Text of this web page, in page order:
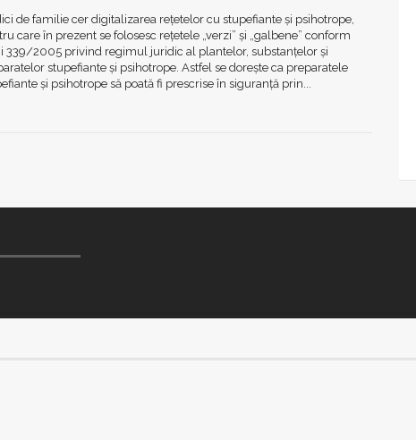
de familie cer digitalizarea rețetelor cu stupefiante și psihotrope,
care în prezent se folosesc rețetele „verzi” și „galbene” conform
339/2005 privind regimul juridic al plantelor, substanțelor și
stupefiante și psihotrope. Astfel se dorește ca preparatele
și psihotrope să poată fi prescrise în siguranță prin...